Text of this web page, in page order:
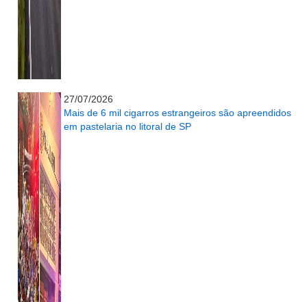
27/07/2026
Mais de 6 mil cigarros estrangeiros são apreendidos
em pastelaria no litoral de SP